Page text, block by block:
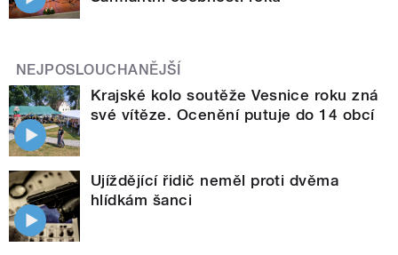
NEJPOSLOUCHANĚJŠÍ
Krajské kolo soutěže Vesnice roku zná
své vítěze. Ocenění putuje do 14 obcí
Ujíždějící řidič neměl proti dvěma
hlídkám šanci